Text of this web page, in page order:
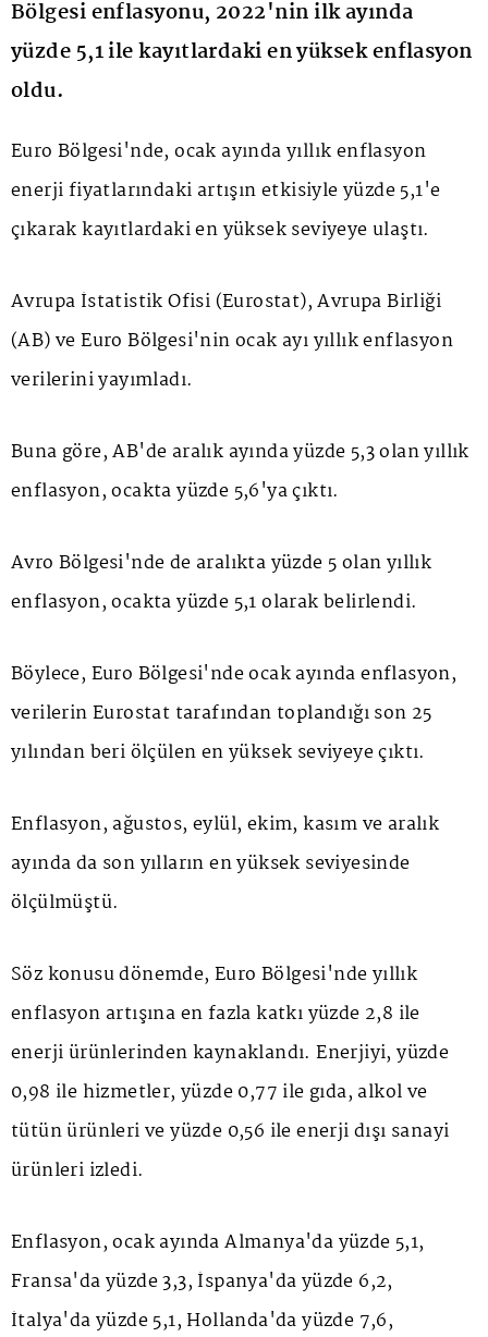
Bölgesi enflasyonu, 2022'nin ilk ayında
yüzde 5,1 ile kayıtlardaki en yüksek enflasyon
oldu.
Euro Bölgesi'nde, ocak ayında yıllık enflasyon
enerji fiyatlarındaki artışın etkisiyle yüzde 5,1'e
çıkarak kayıtlardaki en yüksek seviyeye ulaştı.
Avrupa İstatistik Ofisi (Eurostat), Avrupa Birliği
(AB) ve Euro Bölgesi'nin ocak ayı yıllık enflasyon
verilerini yayımladı.
Buna göre, AB'de aralık ayında yüzde 5,3 olan yıllık
enflasyon, ocakta yüzde 5,6'ya çıktı.
Avro Bölgesi'nde de aralıkta yüzde 5 olan yıllık
enflasyon, ocakta yüzde 5,1 olarak belirlendi.
Böylece, Euro Bölgesi'nde ocak ayında enflasyon,
verilerin Eurostat tarafından toplandığı son 25
yılından beri ölçülen en yüksek seviyeye çıktı.
Enflasyon, ağustos, eylül, ekim, kasım ve aralık
ayında da son yılların en yüksek seviyesinde
ölçülmüştü.
Söz konusu dönemde, Euro Bölgesi'nde yıllık
enflasyon artışına en fazla katkı yüzde 2,8 ile
enerji ürünlerinden kaynaklandı. Enerjiyi, yüzde
0,98 ile hizmetler, yüzde 0,77 ile gıda, alkol ve
tütün ürünleri ve yüzde 0,56 ile enerji dışı sanayi
ürünleri izledi.
Enflasyon, ocak ayında Almanya'da yüzde 5,1,
Fransa'da yüzde 3,3, İspanya'da yüzde 6,2,
İtalya'da yüzde 5,1, Hollanda'da yüzde 7,6,